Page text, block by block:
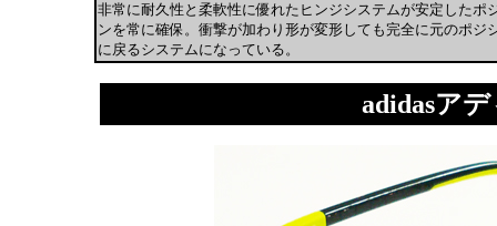
非常に耐久性と柔軟性に優れたヒンジシステムが安定したポ
ンを常に確保。衝撃が加わり形が変形しても完全に元のポジ
に戻るシステムになっている。
adidasアデ